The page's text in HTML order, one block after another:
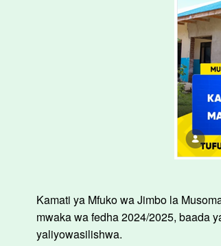
Kamati ya Mfuko wa Jimbo la
mwaka wa fedha 2024/2025, baada
yaliyowasilishwa.